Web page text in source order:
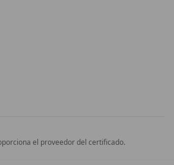
el proveedor del certificado.